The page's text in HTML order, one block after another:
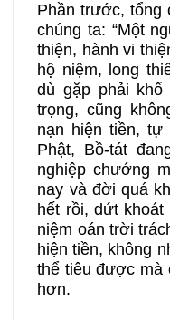
Phần trước, tổng
chúng ta: “Một
thiện, hành vi
hộ niệm, long
dù gặp phải khổ
trọng, cũng
nạn hiện tiền,
Phật, Bồ-tát
nghiệp chướng
nay và đời quá
hết rồi, dứt
niệm oán trời
hiện tiền, không
thể tiêu được mà
hơn.